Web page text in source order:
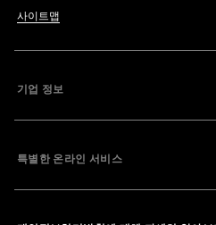
사이트맵
기업 정보
특별한 온라인 서비스